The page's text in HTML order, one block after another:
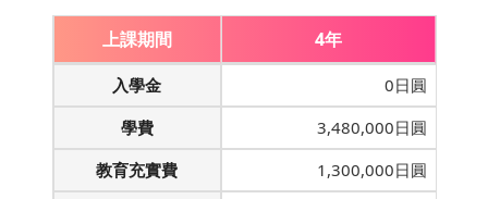
上課期間 4年
入學金
0日圓
學費
3,480,000日圓
教育充實費
1,300,000日圓